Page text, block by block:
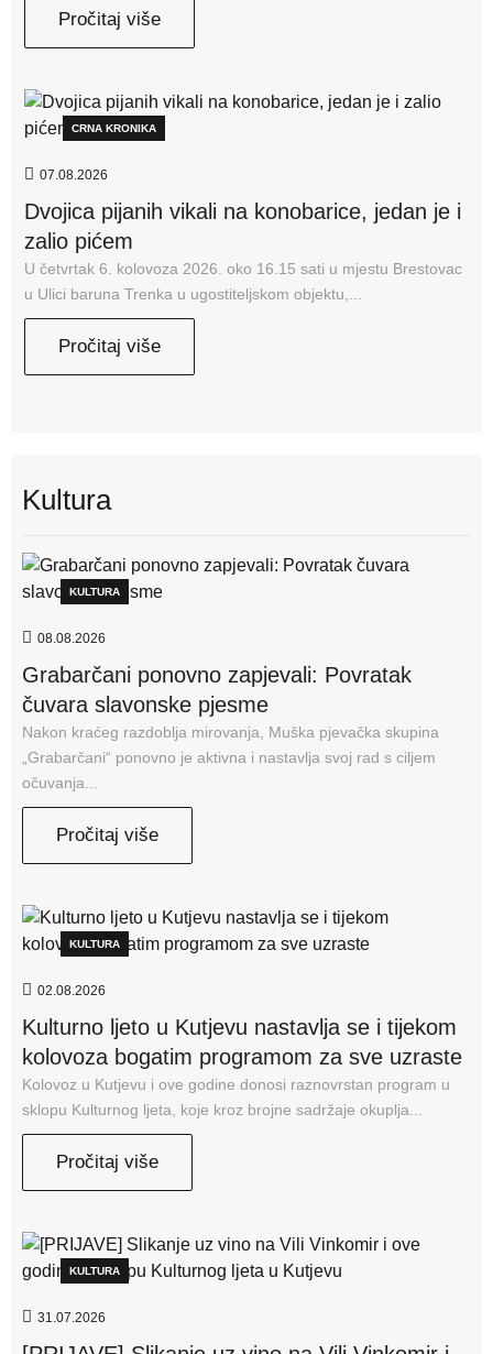
Pročitaj više
CRNA KRONIKA
07.08.2026
Dvojica pijanih vikali na konobarice, jedan je i
zalio pićem
U četvrtak 6. kolovoza 2026. oko 16.15 sati u mjestu Brestovac
u Ulici baruna Trenka u ugostiteljskom objektu,...
Pročitaj više
Kultura
KULTURA
08.08.2026
Grabarčani ponovno zapjevali: Povratak
čuvara slavonske pjesme
Nakon kraćeg razdoblja mirovanja, Muška pjevačka skupina
„Grabarčani“ ponovno je aktivna i nastavlja svoj rad s ciljem
očuvanja...
Pročitaj više
KULTURA
02.08.2026
Kulturno ljeto u Kutjevu nastavlja se i tijekom
kolovoza bogatim programom za sve uzraste
Kolovoz u Kutjevu i ove godine donosi raznovrstan program u
sklopu Kulturnog ljeta, koje kroz brojne sadržaje okuplja...
Pročitaj više
KULTURA
31.07.2026